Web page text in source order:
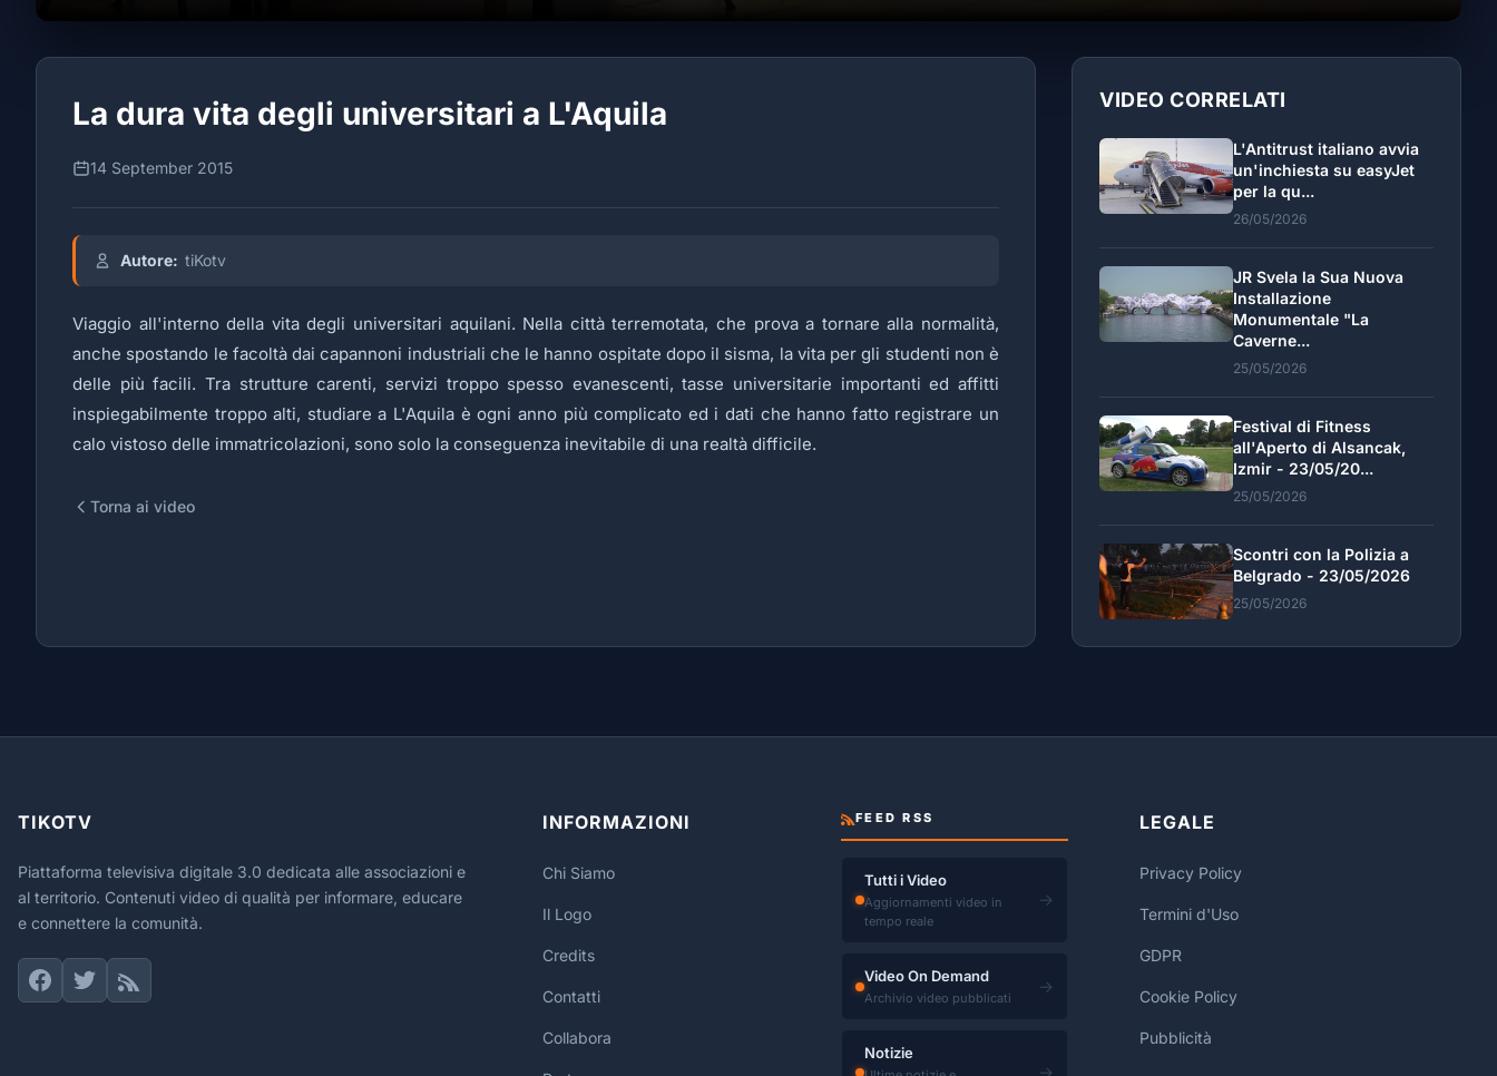
La dura vita degli universitari a L'Aquila
14 September 2015
Autore: tiKotv
Viaggio all'interno della vita degli universitari aquilani. Nella città terremotata, che prova a tornare alla normalità,
anche spostando le facoltà dai capannoni industriali che le hanno ospitate dopo il sisma, la vita per gli studenti non è
delle più facili. Tra strutture carenti, servizi troppo spesso evanescenti, tasse universitarie importanti ed affitti
inspiegabilmente troppo alti, studiare a L'Aquila è ogni anno più complicato ed i dati che hanno fatto registrare un
calo vistoso delle immatricolazioni, sono solo la conseguenza inevitabile di una realtà difficile.
Torna ai video
VIDEO CORRELATI
L'Antitrust italiano avvia
un'inchiesta su easyJet
per la qu...
26/05/2026
JR Svela la Sua Nuova
Installazione
Monumentale "La
Caverne...
25/05/2026
Festival di Fitness
all'Aperto di Alsancak,
Izmir - 23/05/20...
25/05/2026
Scontri con la Polizia a
Belgrado - 23/05/2026
25/05/2026
TIKOTV
Piattaforma televisiva digitale 3.0 dedicata alle associazioni e
al territorio. Contenuti video di qualità per informare, educare
e connettere la comunità.
INFORMAZIONI
Chi Siamo
Il Logo
Credits
Contatti
Collabora
FEED RSS
Tutti i Video
Aggiornamenti video in
tempo reale
→
Video On Demand
Archivio video pubblicati
→
Notizie
LEGALE
Privacy Policy
Termini d'Uso
GDPR
Cookie Policy
Pubblicità